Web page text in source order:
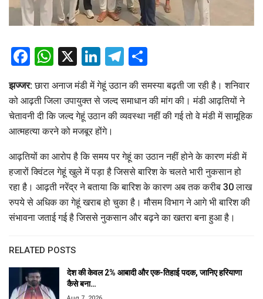
Facebook
WhatsApp
X LinkedIn
Telegram
झज्जर:छारा अनाज मंडी में गेहूं उठान की समस्या बढ़ती जा रही है। शनिवार
को आढ़ती जिला उपायुक्त से जल्द समाधान की मांग की। मंडी आढ़तियों ने
चेतावनी दी कि जल्द गेहूं उठान की व्यवस्था नहीं की गई तो वे मंडी में सामूहिक
आत्महत्या करने को मजबूर होंगे।
आढ़तियों का आरोप है कि समय पर गेहूं का उठान नहीं होने के कारण मंडी में
हजारों क्विंटल गेहूं खुले में पड़ा है जिससे बारिश के चलते भारी नुकसान हो
रहा है। आढ़ती नरेंद्र ने बताया कि बारिश के कारण अब तक करीब 30 लाख
रुपये से अधिक का गेहूं खराब हो चुका है। मौसम विभाग ने आगे भी बारिश की
संभावना जताई गई है जिससे नुकसान और बढ़ने का खतरा बना हुआ है।
RELATED POSTS
देश की केवल 2% आबादी और एक-तिहाई पदक, जानिए हरियाणा
कैसे बना…